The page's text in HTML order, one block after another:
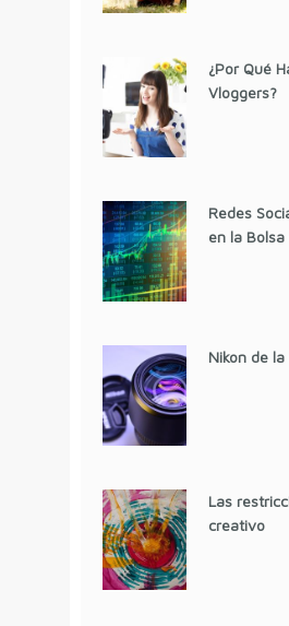
¿Por Qué
Vloggers?
Redes
en la
Nikon de
Las
creativo